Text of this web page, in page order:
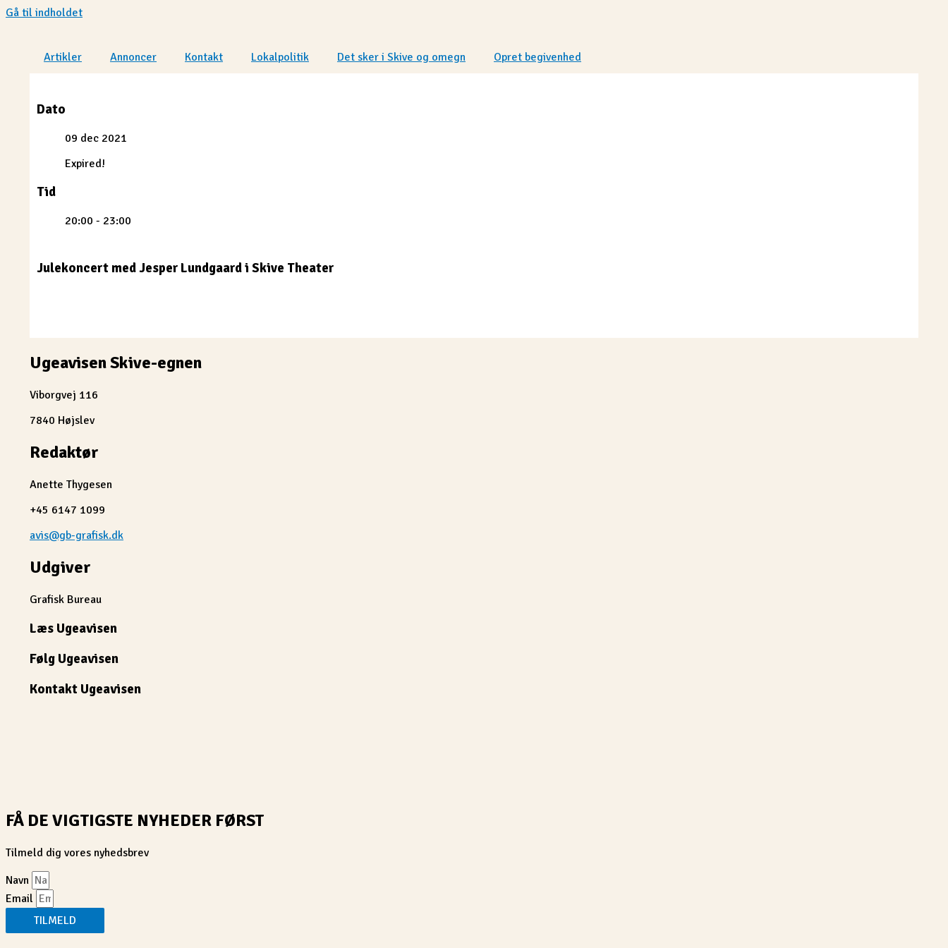
Gå til indholdet
Artikler Annoncer Kontakt Lokalpolitik Det sker i Skive og omegn Opret begivenhed
Dato
09 dec 2021
Expired!
Tid
20:00 - 23:00
Julekoncert med Jesper Lundgaard i Skive Theater
Ugeavisen Skive-egnen
Viborgvej 116
7840 Højslev
Redaktør
Anette Thygesen
+45 6147 1099
avis@gb-grafisk.dk
Udgiver
Grafisk Bureau
Læs Ugeavisen
Følg Ugeavisen
Kontakt Ugeavisen
FÅ DE VIGTIGSTE NYHEDER FØRST
Tilmeld dig vores nyhedsbrev
Navn
Email
TILMELD